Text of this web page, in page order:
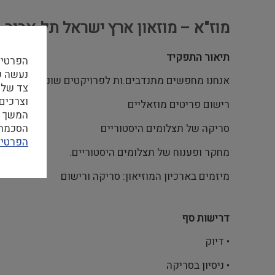
מוז"א – מוזאון ארץ ישראל תל-
תיאור התפקיד
אנחנו מחפשים מתנדבים.ות לפרויקטים שונים באוסף
רישום פריטים מוזאליים
סריקה של תצלומים היסטוריים
מחקר ופענוח של תצלומים היסטוריים.
מיזמים בארכיון המוזיאון: סריקה ורישום
דרישות סף
• דיוק
• ניסיון בסריקה
צד
המשך